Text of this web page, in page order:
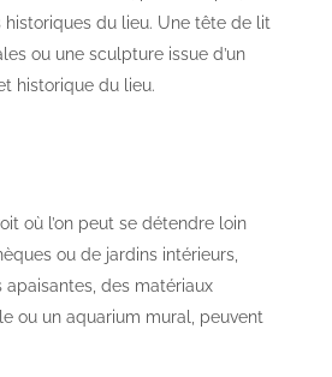
historiques du lieu. Une tête de lit
ou une sculpture issue d’un
historique du lieu.
où l’on peut se détendre loin
ou de jardins intérieurs,
des matériaux
ou un aquarium mural, peuvent